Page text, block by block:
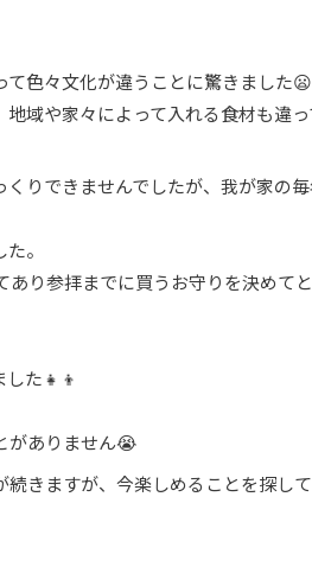
色々文化が違うことに驚きました😦
域や家々によって入れる食材も違
りできませんでしたが、我が家の
。
り参拝までに買うお守りを決めて
た👧👦
がありません😭
きますが、今楽しめることを探し